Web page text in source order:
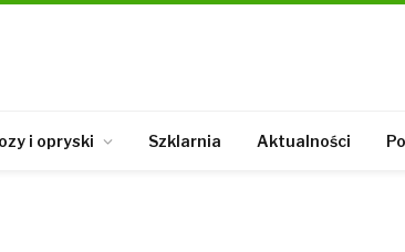
i opryski Szklarnia Aktualności